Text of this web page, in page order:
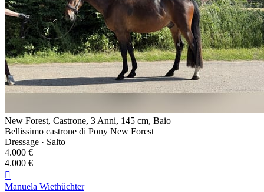
New Forest, Castrone, 3 Anni, 145 cm, Baio
Bellissimo castrone di Pony New Forest
Dressage · Salto
4.000 €
4.000 €

Manuela Wiethüchter